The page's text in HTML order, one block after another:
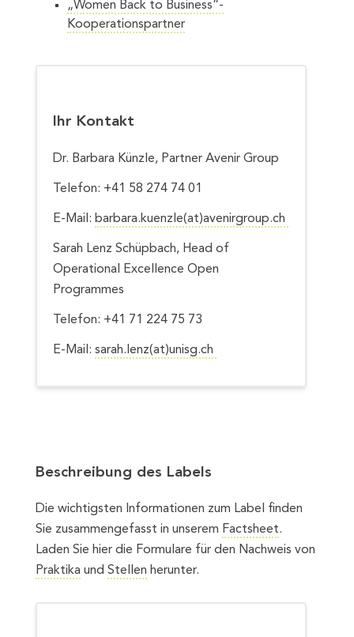
„Women Back to Business“-
Kooperationspartner
Ihr Kontakt
Dr. Barbara Künzle, Partner Avenir Group
Telefon: +41 58 274 74 01
E-Mail: barbara.kuenzle(at)avenirgroup.ch
Sarah Lenz Schüpbach, Head of
Operational Excellence Open
Programmes
Telefon: +41 71 224 75 73
E-Mail: sarah.lenz(at)unisg.ch
Beschreibung des Labels
Die wichtigsten Informationen zum Label finden
Sie zusammengefasst in unserem Factsheet.
Laden Sie hier die Formulare für den Nachweis von
Praktikaund Stellen herunter.